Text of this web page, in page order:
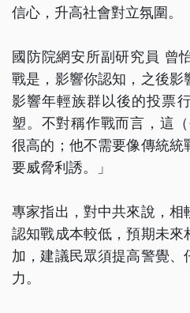
信心，升高社會對立氛圍。
國防院網安所副研究員 曾
戰是，影響你認知，之後
影響年輕族群以後的投票
塑。不對稱作戰而言，這
很高的；他不需要像傳統統
要威脅利誘。」
專家指出，對中共來說，相
認知戰成本較低，預期未來
加，建議民眾須提高警覺
力。